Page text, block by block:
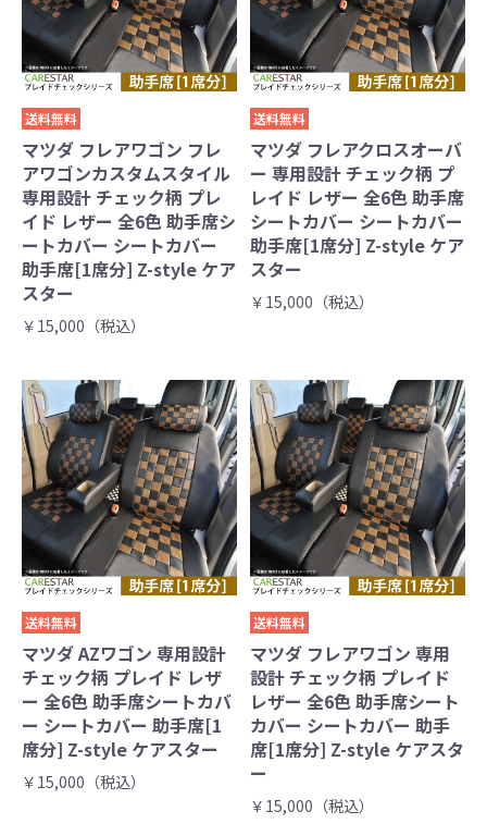
送料無料
マツダ フレアワゴン フレ
アワゴンカスタムスタイル
専用設計 チェック柄 プレ
イド レザー 全6色 助手席シ
ートカバー シートカバー
助手席[1席分] Z-style ケア
スター
￥15,000（税込）
送料無料
マツダ フレアクロスオーバ
ー 専用設計 チェック柄 プ
レイド レザー 全6色 助手席
シートカバー シートカバー
助手席[1席分] Z-style ケア
スター
￥15,000（税込）
送料無料
マツダ AZワゴン 専用設計
チェック柄 プレイド レザ
ー 全6色 助手席シートカバ
ー シートカバー 助手席[1
席分] Z-style ケアスター
￥15,000（税込）
送料無料
マツダ フレアワゴン 専用
設計 チェック柄 プレイド
レザー 全6色 助手席シート
カバー シートカバー 助手
席[1席分] Z-style ケアスタ
ー
￥15,000（税込）